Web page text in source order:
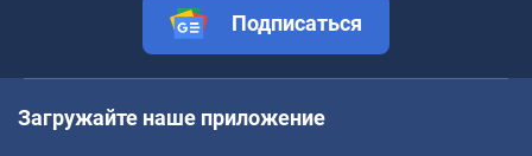
Подписаться
Загружайте наше приложение